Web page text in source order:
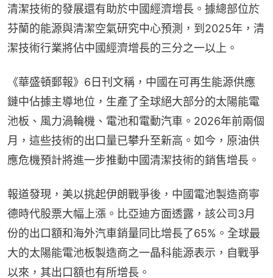
清潔技術的發展還有助於中國經濟增長。據總部位於
芬蘭的能源與清潔空氣研究中心預測，到2025年，清
潔技術行業將佔中國經濟增長的三分之一以上。
《華盛頓郵報》6日刊文稱，中國在可再生能源供應
鏈中佔據主導地位，生產了全球絕大部分的太陽能電
池板、風力渦輪機、電池和電動汽車。2026年前兩個
月，這些技術的出口量已攀升至新高。如今，原油供
應危機預計將進一步推動中國清潔技術的銷售增長。
報道發現，美以挑起伊朗戰爭後，中國電池製造商寧
德時代股票大幅上漲。比亞迪方面透露，該公司3月
份的出口額和海外汽車銷量同比增長了65%。全球最
大的太陽能電池板製造商之一晶科能源表示，自戰爭
以來，其出口額也有所增長。